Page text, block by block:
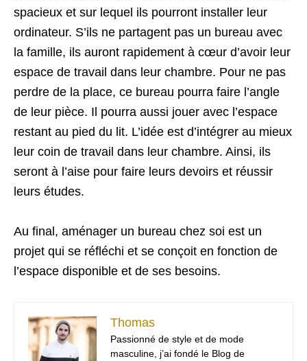
spacieux et sur lequel ils pourront installer leur
ordinateur. S’ils ne partagent pas un bureau avec
la famille, ils auront rapidement à cœur d’avoir leur
espace de travail dans leur chambre. Pour ne pas
perdre de la place, ce bureau pourra faire l’angle
de leur pièce. Il pourra aussi jouer avec l’espace
restant au pied du lit. L’idée est d’intégrer au mieux
leur coin de travail dans leur chambre. Ainsi, ils
seront à l’aise pour faire leurs devoirs et réussir
leurs études.
Au final, aménager un bureau chez soi est un
projet qui se réfléchi et se conçoit en fonction de
l’espace disponible et de ses besoins.
Thomas
Passionné de style et de mode
masculine, j’ai fondé le Blog de